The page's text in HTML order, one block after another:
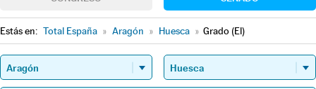
Estás en: Total España » Aragón » Huesca » Grado (El)